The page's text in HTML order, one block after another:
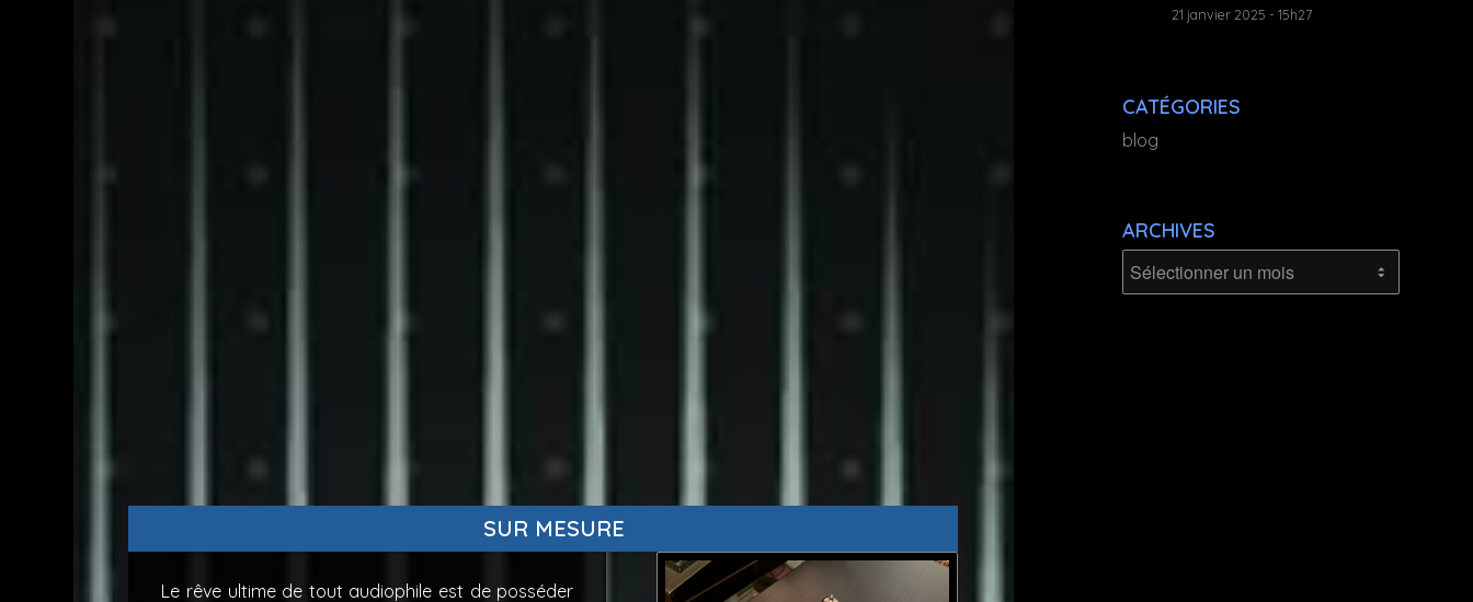
SUR MESURE
Le rêve ultime de tout audiophile est de posséder
21 janvier 2025 - 15h27
CATÉGORIES
blog
ARCHIVES